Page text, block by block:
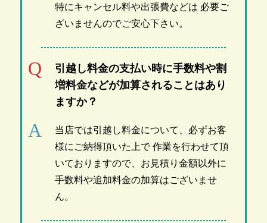
特にキャンセル料や出張費などは 必要ご
ざいませんのでご安心下さい。
引越し料金の支払い時に手数料や割
増料金などが加算されることはあり
ますか？
当店では引越し料金について、必ずお客
様にご納得頂いた上で 作業を行わせて頂
いておりますので、お見積り金額以外に
手数料や追加料金の加算はございませ
ん。